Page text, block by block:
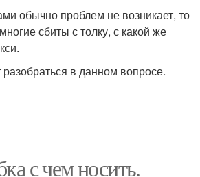
обычно проблем не возникает, то
сбиты с толку, с какой же
в данном вопросе.
с чем носить.